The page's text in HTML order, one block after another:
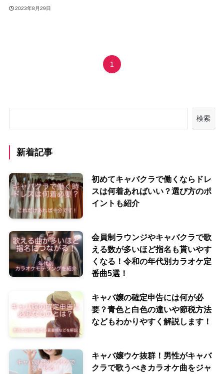
2023年8月29日
1
検索
新着記事
初めてキャバクラで働くならドレ
スは何着あればいい？選び方のポ
イントも紹介
会員制ラウンジやキャバクラで歌
える数が多いほど指名も貰いやす
くなる！令和の年代別カラオケ定
番曲5選！
キャバ嬢の確定申告には何が必
要？青色と白色の違いや節税方法
などもわかりやすく解説します！
キャバ嬢ウケ抜群！男性がキャバ
クラで歌うべきカラオケ曲をジャ